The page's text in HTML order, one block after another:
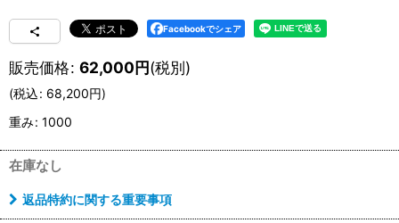
Facebookでシェア
販売価格: 62,000円(税別)
(税込: 68,200円)
重み: 1000
在庫なし
返品特約に関する重要事項